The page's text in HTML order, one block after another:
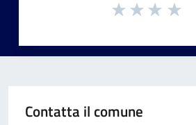
Contatta il comune